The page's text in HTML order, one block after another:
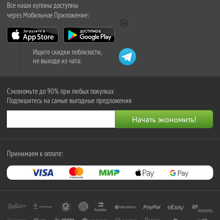
Все наши купоны доступны
через Мобильное Приложение:
Ищите скидки поблизости,
не выходя из чата:
Сэкономьте до 90% при любых покупках
Подпишитесь на самые выгодные предложения
Принимаем к оплате: